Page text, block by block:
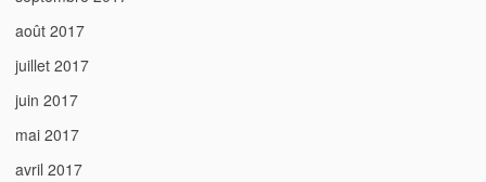
août 2017
juillet 2017
juin 2017
mai 2017
avril 2017